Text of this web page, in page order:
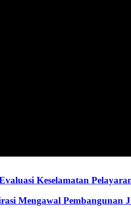
Keselamatan
Mengawal Pembangunan